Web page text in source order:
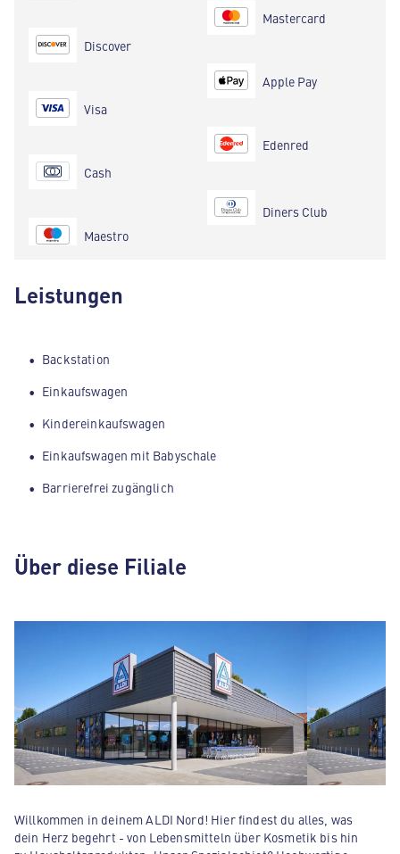
Discover
Visa
Cash
Maestro
Mastercard
Apple Pay
Edenred
Diners Club
Leistungen
Backstation
Einkaufswagen
Kindereinkaufswagen
Einkaufswagen mit Babyschale
Barrierefrei zugänglich
Über diese Filiale
Willkommen in deinem ALDI Nord! Hier findest du alles, was
dein Herz begehrt - von Lebensmitteln über Kosmetik bis hin